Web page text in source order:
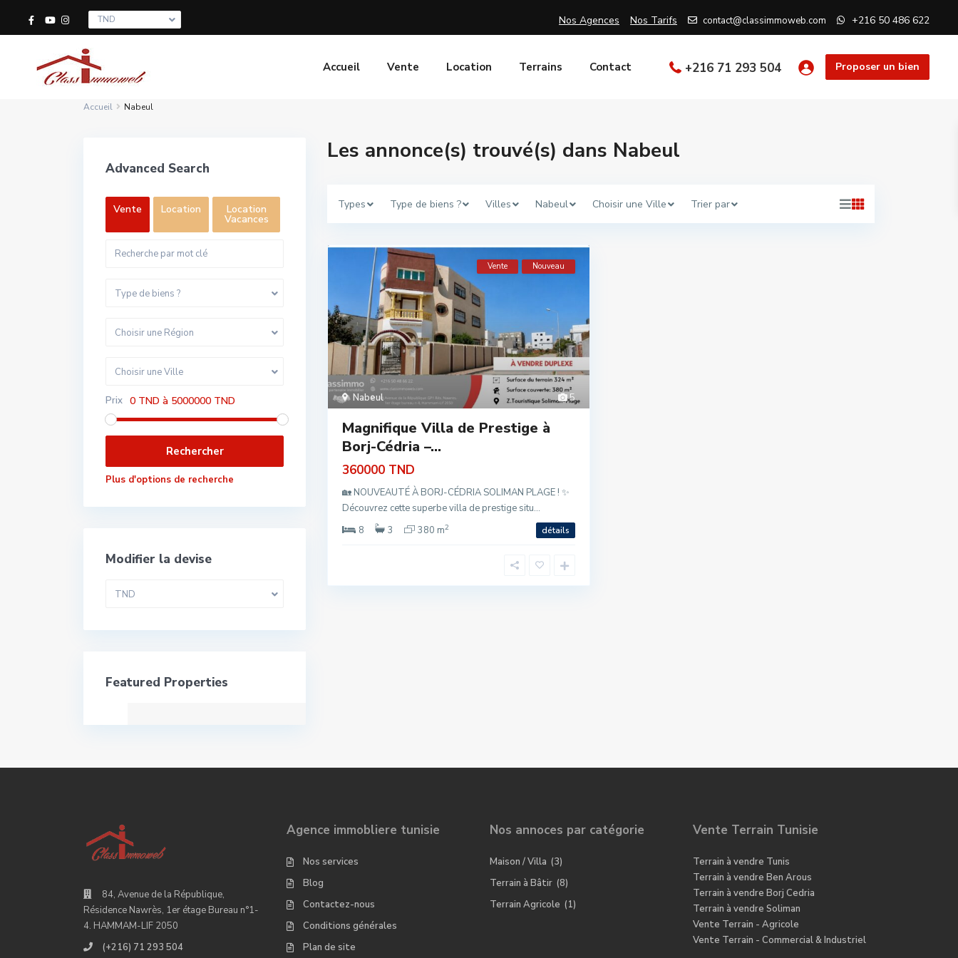
TND Nos Agences Nos Tarifs contact@classimmoweb.com +216 50 486 622
Proposer un bien
+216 71 293 504
Accueil Vente Location Terrains Contact
Accueil Nabeul
Les annonce(s) trouvé(s) dans Nabeul
Types Type de biens ? Villes Nabeul Choisir une Ville Trier par
5
Nabeul
Vente Nouveau
Magnifique Villa de Prestige à
Borj-Cédria –...
360000 TND
🏡 NOUVEAUTÉ À BORJ-CÉDRIA SOLIMAN PLAGE ! ✨
Découvrez cette superbe villa de prestige situ...
8
3 380 m2 détails
Advanced Search
Location Location
Vacances
Vente
Type de biens ?
Choisir une Région
Choisir une Ville
Prix 0 TND à 5000000 TND
Plus d'options de recherche
Modifier la devise
TND
Featured Properties
84, Avenue de la République,
Résidence Nawrès, 1er étage Bureau n°1-
4. HAMMAM-LIF 2050
(+216) 71 293 504
Agence immobliere tunisie
Nos services
Blog
Contactez-nous
Conditions générales
Plan de site
Nos annoces par catégorie
Maison / Villa (3)
Terrain à Bâtir (8)
Terrain Agricole (1)
Vente Terrain Tunisie
Terrain à vendre Tunis
Terrain à vendre Ben Arous
Terrain à vendre Borj Cedria
Terrain à vendre Soliman
Vente Terrain - Agricole
Vente Terrain - Commercial & Industriel